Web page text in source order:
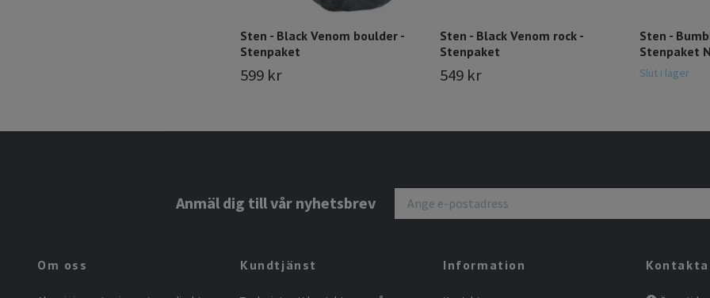
Sten - Black Venom boulder -
Stenpaket
599 kr
Sten - Black Venom rock -
Stenpaket
549 kr
Sten -
Stenpaket
Slut i lager
Anmäl dig till vår nyhetsbrev
Om oss Kundtjänst Information